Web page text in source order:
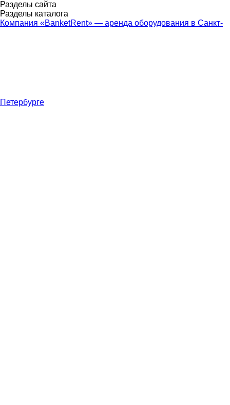
Разделы сайта
Разделы каталога
Компания «BanketRent» — аренда оборудования в Санкт-
Петербурге